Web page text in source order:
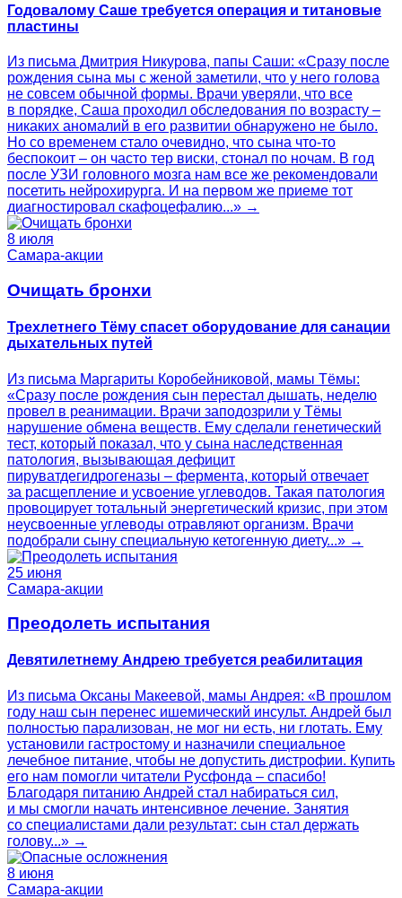
Годовалому Саше требуется операция и титановые
пластины
Из письма Дмитрия Никурова, папы Саши: «Сразу после
рождения сына мы с женой заметили, что у него голова
не совсем обычной формы. Врачи уверяли, что все
в порядке, Саша проходил обследования по возрасту –
никаких аномалий в его развитии обнаружено не было.
Но со временем стало очевидно, что сына что-то
беспокоит – он часто тер виски, стонал по ночам. В год
после УЗИ головного мозга нам все же рекомендовали
посетить нейрохирурга. И на первом же приеме тот
диагностировал скафоцефалию...» →
8 июля
Самара-акции
Очищать бронхи
Трехлетнего Тёму спасет оборудование для санации
дыхательных путей
Из письма Маргариты Коробейниковой, мамы Тёмы:
«Сразу после рождения сын перестал дышать, неделю
провел в реанимации. Врачи заподозрили у Тёмы
нарушение обмена веществ. Ему сделали генетический
тест, который показал, что у сына наследственная
патология, вызывающая дефицит
пируватдегидрогеназы – фермента, который отвечает
за расщепление и усвоение углеводов. Такая патология
провоцирует тотальный энергетический кризис, при этом
неусвоенные углеводы отравляют организм. Врачи
подобрали сыну специальную кетогенную диету...» →
25 июня
Самара-акции
Преодолеть испытания
Девятилетнему Андрею требуется реабилитация
Из письма Оксаны Макеевой, мамы Андрея: «В прошлом
году наш сын перенес ишемический инсульт. Андрей был
полностью парализован, не мог ни есть, ни глотать. Ему
установили гастростому и назначили специальное
лечебное питание, чтобы не допустить дистрофии. Купить
его нам помогли читатели Русфонда – спасибо!
Благодаря питанию Андрей стал набираться сил,
и мы смогли начать интенсивное лечение. Занятия
со специалистами дали результат: сын стал держать
голову...» →
8 июня
Самара-акции